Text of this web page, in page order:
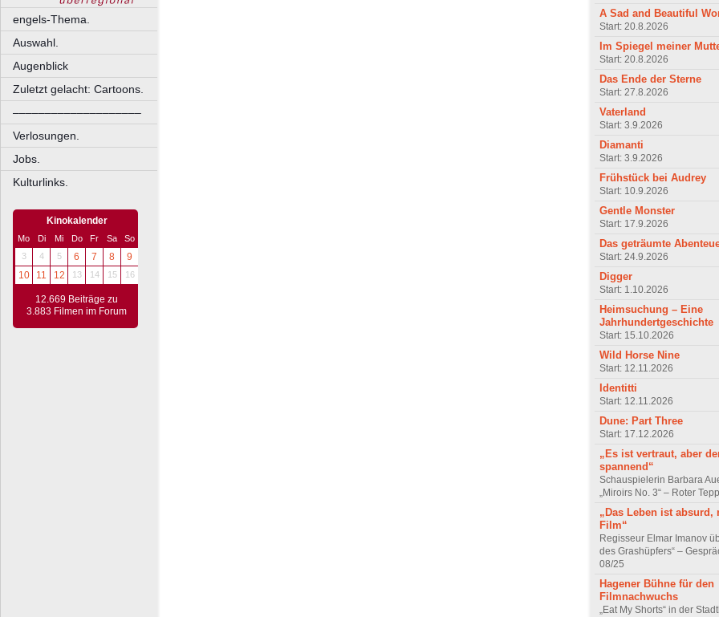
engels-Thema.
Auswahl.
Augenblick
Zuletzt gelacht: Cartoons.
––––––––––––––––––––
Verlosungen.
Jobs.
Kulturlinks.
Kinokalender
Mo Di Mi Do Fr Sa
So
3
4 5 6 7 8
9
10
11 12 13 14 15 16
12.669 Beiträge zu
3.883 Filmen im Forum
A Sad and Beautiful
Start: 20.8.2026
Im Spiegel meiner
Start: 20.8.2026
Das Ende der Sterne
Start: 27.8.2026
Vaterland
Start: 3.9.2026
Diamanti
Start: 3.9.2026
Frühstück bei Audrey
Start: 10.9.2026
Gentle Monster
Start: 17.9.2026
Das geträumte
Start: 24.9.2026
Digger
Start: 1.10.2026
Heimsuchung – Eine
Jahrhundertgeschichte
Start: 15.10.2026
Wild Horse Nine
Start: 12.11.2026
Identitti
Start: 12.11.2026
Dune: Part Three
Start: 17.12.2026
„Es ist vertraut, aber
spannend“
Schauspielerin Barbara
„Miroirs No. 3“ – Roter
„Das Leben ist absurd,
Film“
Regisseur Elmar Imanov
des Grashüpfers“ –
08/25
Hagener Bühne für den
Filmnachwuchs
„Eat My Shorts“ in der